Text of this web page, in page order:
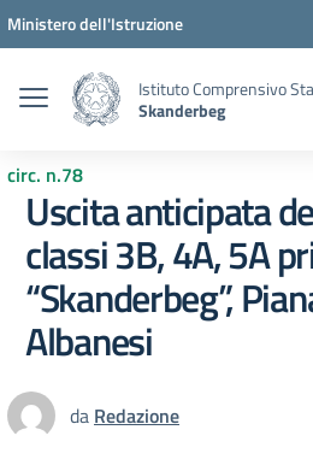
Vai ai contenuti
Vai al menu di navigazione
Vai al footer
Ministero dell'Istruzione
Istituto Comprensivo
Skanderbeg
circ. n.78
Uscita anticipata
classi 3B, 4A, 5A
“Skanderbeg”,
Albanesi
da Redazione